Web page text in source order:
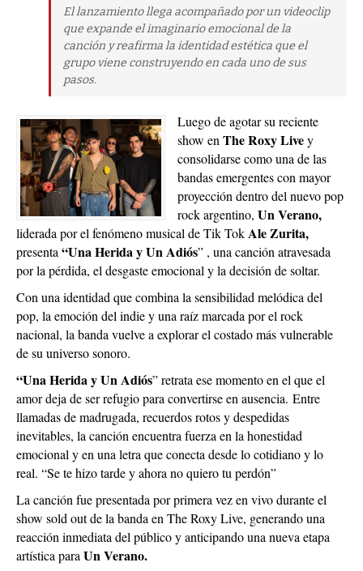
El lanzamiento llega acompañado por un videoclip
que expande el imaginario emocional de la
canción y reafirma la identidad estética que el
grupo viene construyendo en cada uno de sus
pasos.
Luego de agotar su reciente
show en The Roxy Livey
consolidarse como una de las
bandas emergentes con mayor
proyección dentro del nuevo pop
rock argentino, Un Verano,
liderada por el fenómeno musical de Tik TokAle Zurita,
presenta “Una Herida y Un Adiós” , una canción atravesada
por la pérdida, el desgaste emocional y la decisión de soltar.
Con una identidad que combina la sensibilidad melódica del
pop, la emoción del indie y una raíz marcada por el rock
nacional, la banda vuelve a explorar el costado más vulnerable
de su universo sonoro.
“Una Herida y Un Adiós” retrata ese momento en el que el
amor deja de ser refugio para convertirse en ausencia. Entre
llamadas de madrugada, recuerdos rotos y despedidas
inevitables, la canción encuentra fuerza en la honestidad
emocional y en una letra que conecta desde lo cotidiano y lo
real. “Se te hizo tarde y ahora no quiero tu perdón”
La canción fue presentada por primera vez en vivo durante el
show sold out de la banda en The Roxy Live, generando una
reacción inmediata del público y anticipando una nueva etapa
artística para Un Verano.